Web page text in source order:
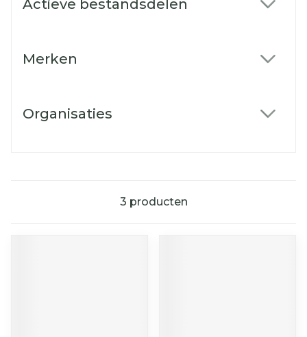
Actieve bestandsdelen
Merken
Organisaties
3 producten